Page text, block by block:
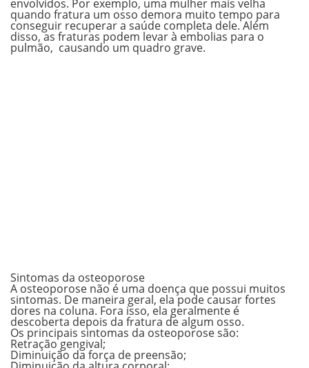
envolvidos. Por exemplo, uma mulher mais velha
quando fratura um osso demora muito tempo para
conseguir recuperar a saúde completa dele. Além
disso, as fraturas podem levar à embolias para o
pulmão, causando um quadro grave.
Sintomas da osteoporose
A osteoporose não é uma doença que possui muitos
sintomas. De maneira geral, elapode causar fortes
dores na coluna. Fora isso, ela geralmente é
descoberta depois da fratura de algum osso.
Os principais sintomas da osteoporose são:
Retração gengival;
Diminuição da força de preensão;